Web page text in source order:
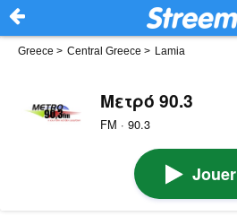
Greece > Central Greece > Lamia
Μετρό 90.3
FM · 90.3
Jouer